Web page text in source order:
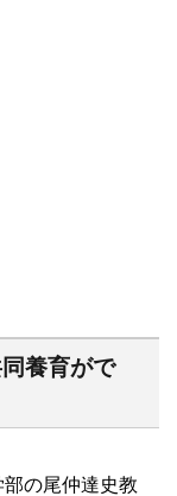
養育がで
の尾仲達史教